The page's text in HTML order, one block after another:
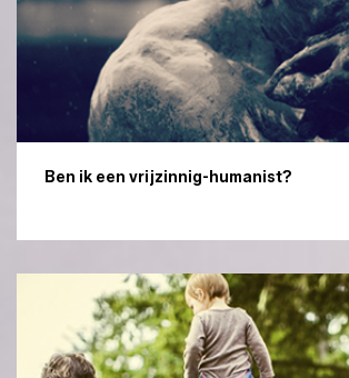
Ben ik een vrijzinnig-humanist?